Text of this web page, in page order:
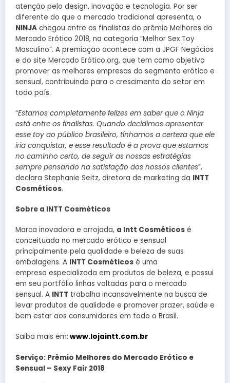
atenção pelo design, inovação e tecnologia. Por ser
diferente do que o mercado tradicional apresenta, o
NINJA chegou entre os finalistas do prêmio Melhores do
Mercado Erótico 2018, na categoria “Melhor Sex Toy
Masculino”. A premiação acontece com a JPGF Negócios
e do site Mercado Erótico.org, que tem como objetivo
promover as melhores empresas do segmento erótico e
sensual, contribuindo para o crescimento do setor em
todo país.
“Estamos completamente felizes em saber que o Ninja
está entre os finalistas. Quando decidimos apresentar
esse toy ao público brasileiro, tínhamos a certeza que ele
iria conquistar, e esse resultado é a prova que estamos
no caminho certo, de seguir as nossas estratégias
sempre pensando na satisfação dos nossos clientes”,
declara Stephanie Seitz, diretora de marketing da INTT
Cosméticos.
Sobre a INTT Cosméticos
Marca inovadora e arrojada, a Intt Cosméticos é
conceituada no mercado erótico e sensual
principalmente pela qualidade e beleza de suas
embalagens. A INTT Cosméticos é uma
empresa especializada em produtos de beleza, e possui
em seu portfólio linhas voltadas para o mercado
sensual. A INTT trabalha incansavelmente na busca de
levar produtos de qualidade e promover prazer, saúde e
bem estar aos consumidores em todo o Brasil.
Saiba mais em: www.lojaintt.com.br
Serviço: Prêmio Melhores do Mercado Erótico e
Sensual – Sexy Fair 2018